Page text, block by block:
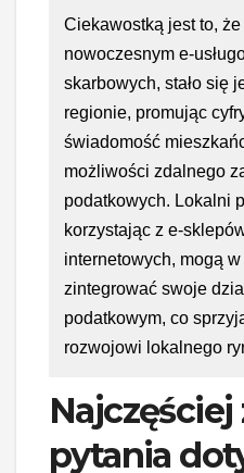
Ciekawostką jest to,
nowoczesnym e-
skarbowych, stało się
regionie, promując
świadomość
możliwości zdalnego
podatkowych. Lokalni
korzystając z e-
internetowych, mogą w
zintegrować swoje
podatkowym, co
rozwojowi lokalnego
pytania